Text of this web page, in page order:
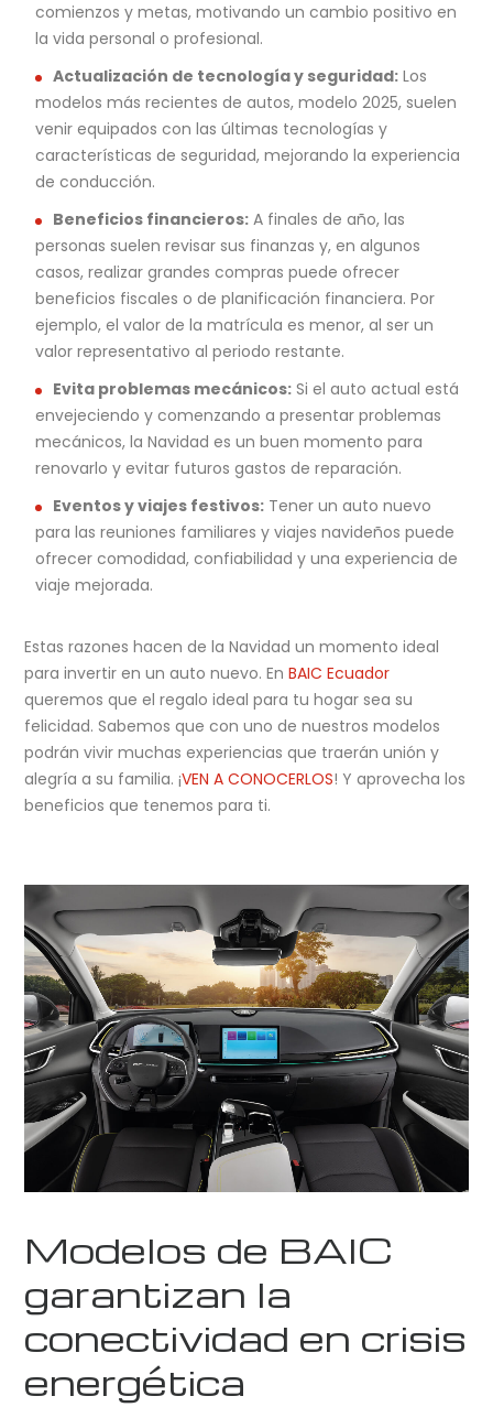
comienzos y metas, motivando un cambio positivo en
la vida personal o profesional.
Actualización de tecnología y seguridad: Los
modelos más recientes de autos, modelo 2025, suelen
venir equipados con las últimas tecnologías y
características de seguridad, mejorando la experiencia
de conducción.
Beneficios financieros: A finales de año, las
personas suelen revisar sus finanzas y, en algunos
casos, realizar grandes compras puede ofrecer
beneficios fiscales o de planificación financiera. Por
ejemplo, el valor de la matrícula es menor, al ser un
valor representativo al periodo restante.
Evita problemas mecánicos: Si el auto actual está
envejeciendo y comenzando a presentar problemas
mecánicos, la Navidad es un buen momento para
renovarlo y evitar futuros gastos de reparación.
Eventos y viajes festivos: Tener un auto nuevo
para las reuniones familiares y viajes navideños puede
ofrecer comodidad, confiabilidad y una experiencia de
viaje mejorada.
Estas razones hacen de la Navidad un momento ideal
para invertir en un auto nuevo. EnBAIC Ecuador
queremos que el regalo ideal para tu hogar sea su
felicidad. Sabemos que con uno de nuestros modelos
podrán vivir muchas experiencias que traerán unión y
alegría a su familia. ¡VEN A CONOCERLOS! Y aprovecha los
beneficios que tenemos para ti.
Modelos de BAIC
garantizan la
conectividad en crisis
energética